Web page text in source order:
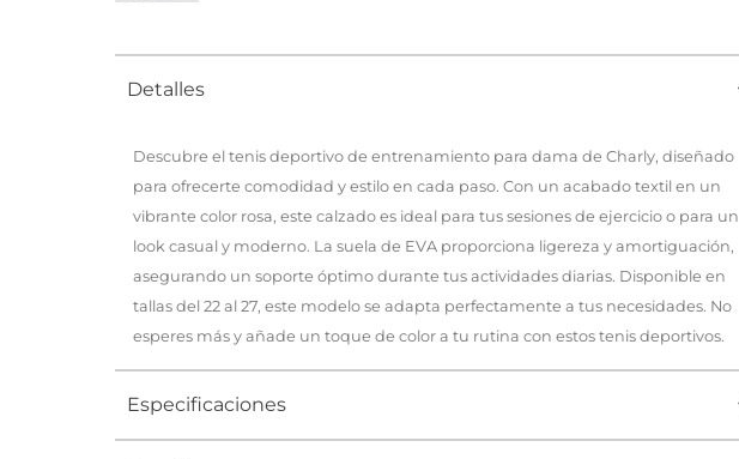
Detalles
Descubre el tenis deportivo de entrenamiento para dama de Charly, diseñado
para ofrecerte comodidad y estilo en cada paso. Con un acabado textil en un
vibrante color rosa, este calzado es ideal para tus sesiones de ejercicio o para un
look casual y moderno. La suela de EVA proporciona ligereza y amortiguación,
asegurando un soporte óptimo durante tus actividades diarias. Disponible en
tallas del 22 al 27, este modelo se adapta perfectamente a tus necesidades. No
esperes más y añade un toque de color a tu rutina con estos tenis deportivos.
Especificaciones